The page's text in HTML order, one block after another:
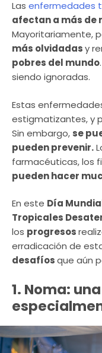
Las enfermedades
afectan a más de
Mayoritariamente,
más olvidadasy
pobres del mundo
siendo ignoradas.
Estas
estigmatizantes, y
Sin embargo, se
pueden prevenir.
farmacéuticas, los
pueden hacer
En este Día
Tropicales
los progresos
erradicación de
desafíosque aún
1. Noma: